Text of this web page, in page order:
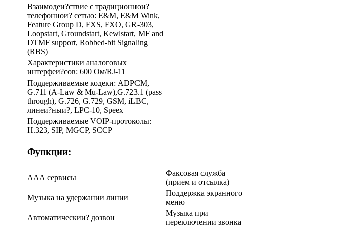
Взаимодеи?ствие с традиционнои?
телефоннои? сетью: E&M, E&M Wink,
Feature Group D, FXS, FXO, GR-303,
Loopstart, Groundstart, Kewlstart, MF and
DTMF support, Robbed-bit Signaling
(RBS)
Характеристики аналоговых
интерфеи?сов: 600 Ом/RJ-11
Поддерживаемые кодеки: ADPCM,
G.711 (A-Law & Mu-Law),G.723.1 (pass
through), G.726, G.729, GSM, iLBC,
линеи?ныи?, LPC-10, Speex
Поддерживаемые VOIP-протоколы:
H.323, SIP, MGCP, SCCP
Функции:
ААА сервисы
Факсовая служба
(прием и отсылка)
Музыка на удержании линии
Поддержка экранного
меню
Автоматическии? дозвон
Музыка при
переключении звонка